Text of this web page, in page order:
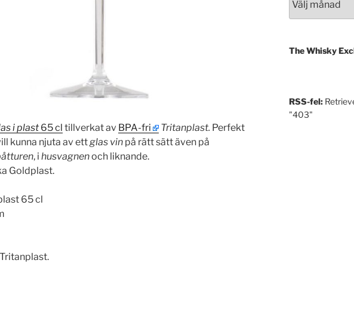
i plast65 cl tillverkat av BPA-fri Tritanplast. Perfekt
kunna njuta av ettglas vin på rätt sätt även på
, i husvagnenoch liknande.
Goldplast.
65 cl
The Whisky
RSS-fel:
"403"